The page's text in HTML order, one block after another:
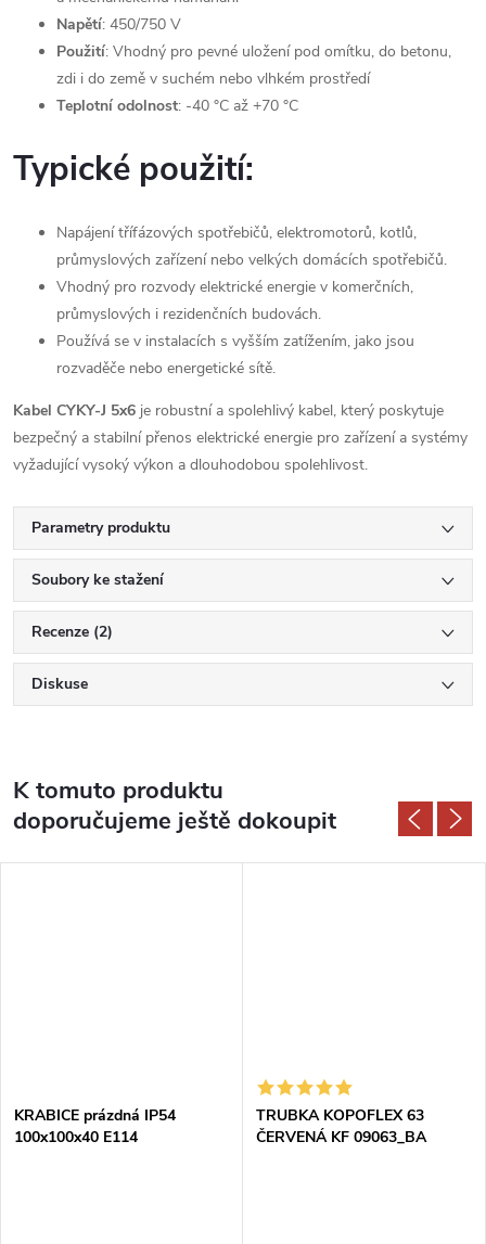
Napětí: 450/750 V
Použití: Vhodný pro pevné uložení pod omítku, do betonu,
zdi i do země v suchém nebo vlhkém prostředí
Teplotní odolnost: -40 °C až +70 °C
Typické použití:
Napájení třífázových spotřebičů, elektromotorů, kotlů,
průmyslových zařízení nebo velkých domácích spotřebičů.
Vhodný pro rozvody elektrické energie v komerčních,
průmyslových i rezidenčních budovách.
Používá se v instalacích s vyšším zatížením, jako jsou
rozvaděče nebo energetické sítě.
Kabel CYKY-J 5x6 je robustní a spolehlivý kabel, který poskytuje
bezpečný a stabilní přenos elektrické energie pro zařízení a systémy
vyžadující vysoký výkon a dlouhodobou spolehlivost.
Parametry produktu
Soubory ke stažení
Recenze (2)
Diskuse
K tomuto produktu
doporučujeme ještě dokoupit
KRABICE prázdná IP54
100x100x40 E114
TRUBKA KOPOFLEX 63
ČERVENÁ KF 09063_BA